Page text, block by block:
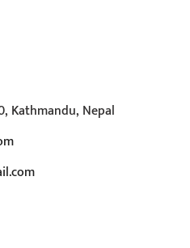
Kathmandu, Nepal